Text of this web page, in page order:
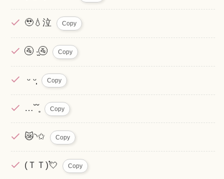
🥹💧泣 Copy
🚰 ‧̫🚰 Copy
‪‪ ᵕ ᵕ̩̩ Copy
…˘˘̥ Copy
😿◝✩ Copy
(ＴＴ)💘 Copy